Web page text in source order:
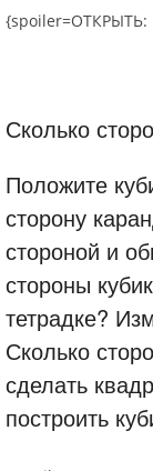
{spoiler=ОТКРЫТЬ:
Сколько
Положите
сторону
стороной и
стороны
тетрадке?
Сколько
сделать
построить